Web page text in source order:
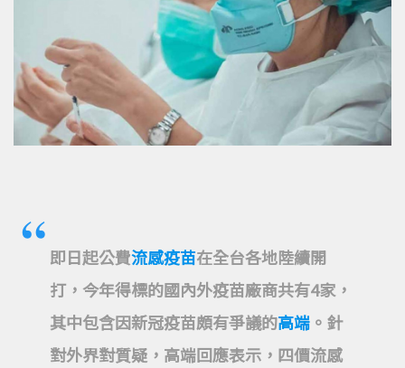
即日起公費流感疫苗在全台各地陸續開
打，今年得標的國內外疫苗廠商共有4家，
其中包含因新冠疫苗頗有爭議的高端 。針
對外界對質疑，高端回應表示，四價流感